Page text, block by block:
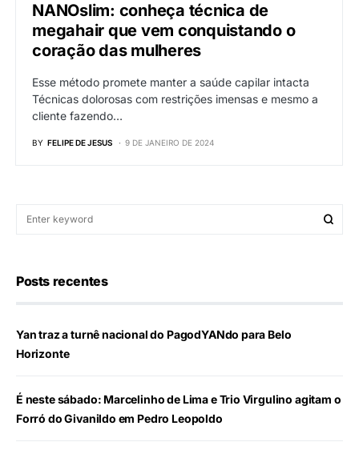
NANOslim: conheça técnica de
megahair que vem conquistando o
coração das mulheres
Esse método promete manter a saúde capilar intacta
Técnicas dolorosas com restrições imensas e mesmo a
cliente fazendo…
BY FELIPE DE JESUS 9 DE JANEIRO DE 2024
Posts recentes
Yan traz a turnê nacional do PagodYANdo para Belo
Horizonte
É neste sábado: Marcelinho de Lima e Trio Virgulino agitam o
Forró do Givanildo em Pedro Leopoldo